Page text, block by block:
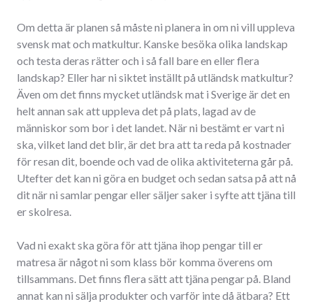
Om detta är planen så måste ni planera in om ni vill uppleva
svensk mat och matkultur. Kanske besöka olika landskap
och testa deras rätter och i så fall bare en eller flera
landskap? Eller har ni siktet inställt på utländsk matkultur?
Även om det finns mycket utländsk mat i Sverige är det en
helt annan sak att uppleva det på plats, lagad av de
människor som bor i det landet. När ni bestämt er vart ni
ska, vilket land det blir, är det bra att ta reda på kostnader
för resan dit, boende och vad de olika aktiviteterna går på.
Utefter det kan ni göra en budget och sedan satsa på att nå
dit när ni samlar pengar eller säljer saker i syfte att tjäna till
er skolresa.
Vad ni exakt ska göra för att tjäna ihop pengar till er
matresa är något ni som klass bör komma överens om
tillsammans. Det finns flera sätt att tjäna pengar på. Bland
annat kan ni sälja produkter och varför inte då ätbara? Ett